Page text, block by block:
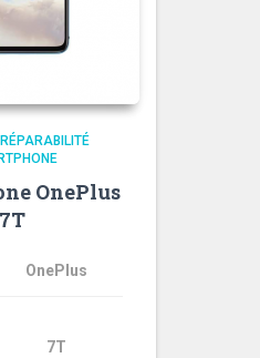
RÉPARABILITÉ
OnePlus
7T
OnePlus
7T